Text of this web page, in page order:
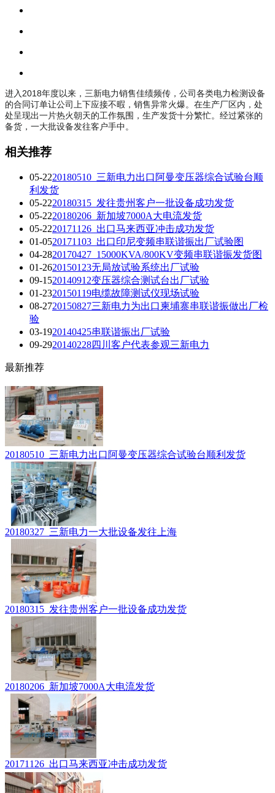
进入2018年度以来，三新电力销售佳绩频传，公司各类电力检测设备
的合同订单让公司上下应接不暇，销售异常火爆。在生产厂区内，处
处呈现出一片热火朝天的工作氛围，生产发货十分繁忙。经过紧张的
备货，一大批设备发往客户手中。
相关推荐
05-2220180510_三新电力出口阿曼变压器综合试验台顺
利发货
05-2220180315_发往贵州客户一批设备成功发货
05-2220180206_新加坡7000A大电流发货
05-2220171126_出口马来西亚冲击成功发货
01-0520171103_出口印尼变频串联谐振出厂试验图
04-2820170427_15000KVA/800KV变频串联谐振发货图
01-2620150123无局放试验系统出厂试验
09-1520140912变压器综合测试台出厂试验
01-2320150119电缆故障测试仪现场试验
08-2720150827三新电力为出口柬埔寨串联谐振做出厂检
验
03-1920140425串联谐振出厂试验
09-2920140228四川客户代表参观三新电力
最新推荐
20180510_三新电力出口阿曼变压器综合试验台顺利发货
20180327_三新电力一大批设备发往上海
20180315_发往贵州客户一批设备成功发货
20180206_新加坡7000A大电流发货
20171126_出口马来西亚冲击成功发货